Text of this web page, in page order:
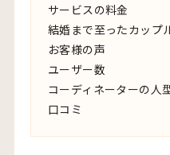
サービスの料金
結婚まで至ったカップ
お客様の声
ユーザー数
コーディネーターの人
口コミ